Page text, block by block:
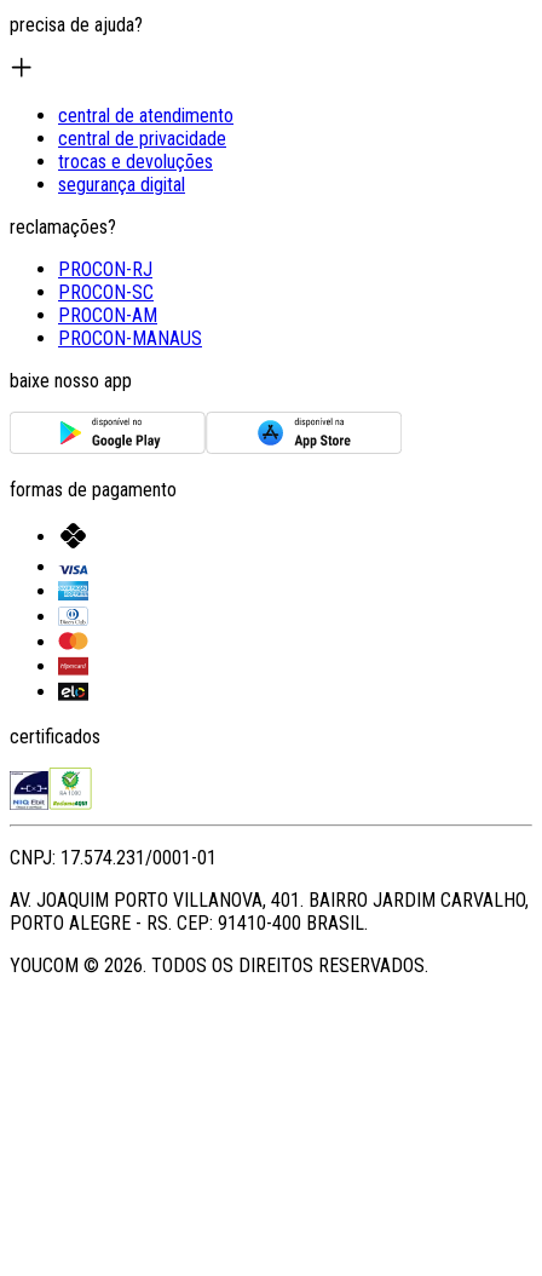
precisa de ajuda?
central de atendimento
central de privacidade
trocas e devoluções
segurança digital
reclamações?
PROCON-RJ
PROCON-SC
PROCON-AM
PROCON-MANAUS
baixe nosso app
formas de pagamento
certificados
CNPJ: 17.574.231/0001-01
AV. JOAQUIM PORTO VILLANOVA, 401. BAIRRO JARDIM CARVALHO,
PORTO ALEGRE - RS. CEP: 91410-400 BRASIL.
YOUCOM © 2026. TODOS OS DIREITOS RESERVADOS.